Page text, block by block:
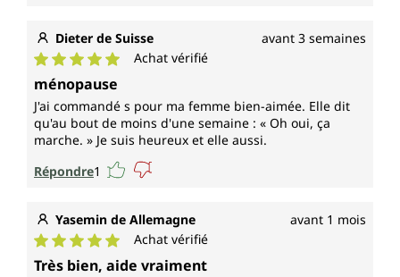
Dieter de Suisse avant 3 semaines
Note moyenne de 5 sur 5 étoiles
Achat vérifié
ménopause
J'ai commandé s pour ma femme bien-aimée. Elle dit
qu'au bout de moins d'une semaine : « Oh oui, ça
marche. » Je suis heureux et elle aussi.
Répondre1
Yasemin de Allemagne avant 1 mois
Note moyenne de 5 sur 5 étoiles
Achat vérifié
Très bien, aide vraiment